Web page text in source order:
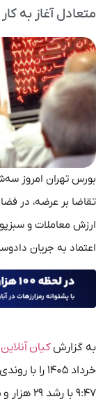
متعادل آغاز به
تقاضا بر عرضه، در
ارزش معاملات و
اعتماد به جریان
به گزارشکیان آنلاین
خرداد ۱۴۰۵